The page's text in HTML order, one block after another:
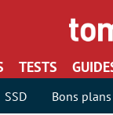
TESTS
SSD Bons plans